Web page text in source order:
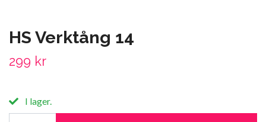
HS Verktång 14
299 kr
I lager.